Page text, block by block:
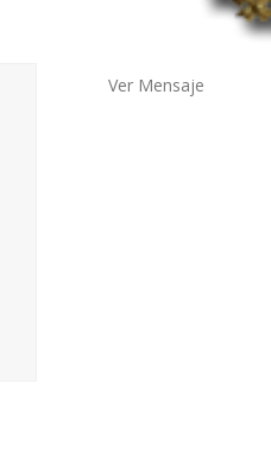
Ver Mensaje